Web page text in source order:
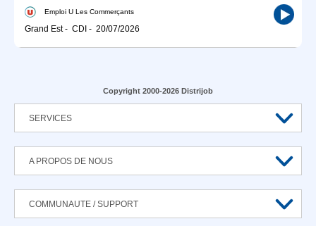
Emploi U Les Commerçants
Grand Est- CDI - 20/07/2026
Copyright 2000-2026 Distrijob
SERVICES
A PROPOS DE NOUS
COMMUNAUTE / SUPPORT